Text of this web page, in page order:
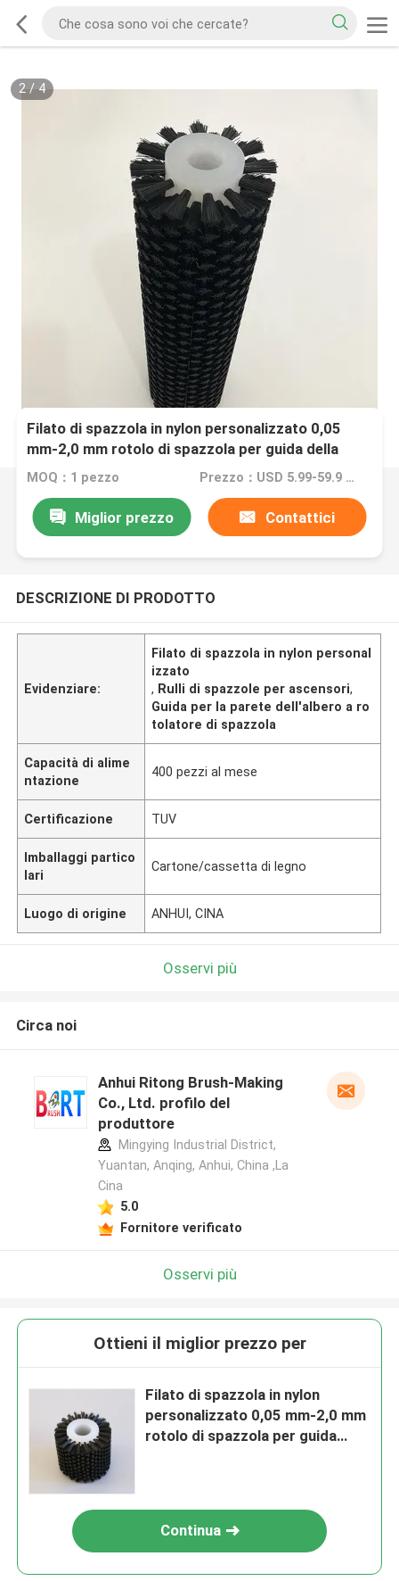
2/4
Filato di spazzola in nylon personalizzato 0,05
mm-2,0 mm rotolo di spazzola per guida della
parete dell'albero rotolo di spazzola
MOQ：1 pezzo Prezzo：USD 5.99-59.9 Piece
Miglior prezzo Contattici
DESCRIZIONE DI PRODOTTO
Evidenziare:
Filato di spazzola in nylon personal
izzato
, Rulli di spazzole per ascensori,
Guida per la parete dell'albero a ro
tolatore di spazzola
Capacità di alime
ntazione
400 pezzi al mese
Certificazione TUV
Imballaggi partico
lari
Cartone/cassetta di legno
Luogo di origine ANHUI, CINA
Osservi più
Circa noi
Anhui Ritong Brush-Making
Co., Ltd. profilo del
produttore
Mingying Industrial District,
Yuantan, Anqing, Anhui, China ,La
Cina
5.0
Fornitore verificato
Osservi più
Ottieni il miglior prezzo per
Filato di spazzola in nylon
personalizzato 0,05 mm-2,0 mm
rotolo di spazzola per guida
Continua